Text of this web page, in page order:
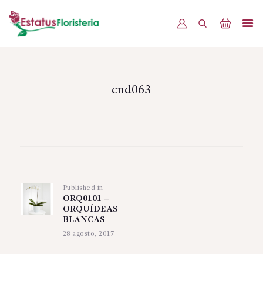
PRODUCTOScnd063
entradasPublished in
post:
ORQ0101 –
ORQUÍDEAS
BLANCAS
28 agosto, 2017